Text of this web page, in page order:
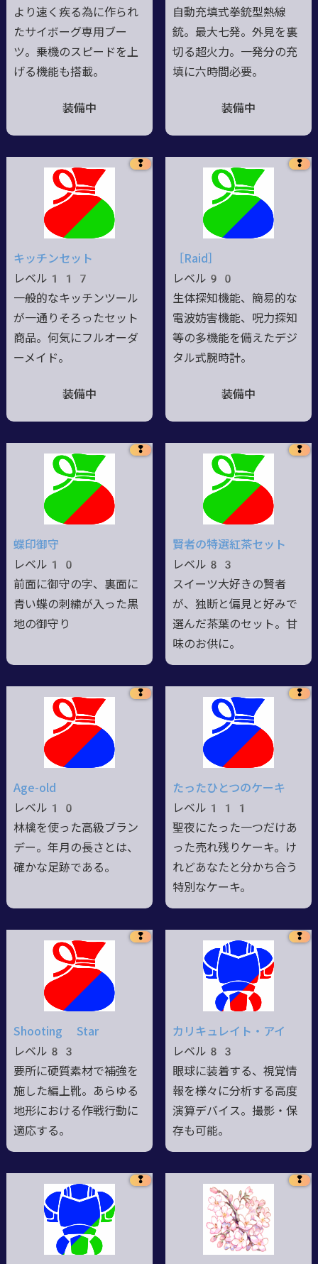
より速く疾る為に作られ
たサイボーグ専用ブー
ツ。乗機のスピードを上
げる機能も搭載。
装備中
自動充填式拳銃型熱線
銃。最大七発。外見を裏
切る超火力。一発分の充
填に六時間必要。
装備中
❢
キッチンセット
レベル117
一般的なキッチンツール
が一通りそろったセット
商品。何気にフルオーダ
ーメイド。
装備中
❢
［Raid］
レベル90
生体探知機能、簡易的な
電波妨害機能、呪力探知
等の多機能を備えたデジ
タル式腕時計。
装備中
❢
蝶印御守
レベル10
前面に御守の字、裏面に
青い蝶の刺繍が入った黒
地の御守り
❢
賢者の特選紅茶セット
レベル83
スイーツ大好きの賢者
が、独断と偏見と好みで
選んだ茶葉のセット。甘
味のお供に。
❢
Age-old
レベル10
林檎を使った高級ブラン
デー。年月の長さとは、
確かな足跡である。
❢
たったひとつのケーキ
レベル111
聖夜にたった一つだけあ
った売れ残りケーキ。け
れどあなたと分かち合う
特別なケーキ。
❢
Shooting Star
レベル83
要所に硬質素材で補強を
施した編上靴。あらゆる
地形における作戦行動に
適応する。
❢
カリキュレイト・アイ
レベル83
眼球に装着する、視覚情
報を様々に分析する高度
演算デバイス。撮影・保
存も可能。
❢ ❢